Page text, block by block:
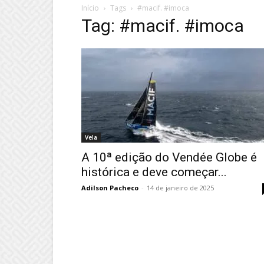
Início Tags #macif. #imoca
Tag: #macif. #imoca
Vela
A 10ª edição do Vendée Globe é
histórica e deve começar...
Adilson Pacheco - 14 de janeiro de 2025